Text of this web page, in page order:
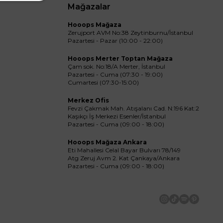
Mağazalar
Hooops Mağaza
Zerujport AVM No:38 Zeytinburnu/İstanbul
Pazartesi - Pazar (10:00 - 22:00)
Hooops Merter Toptan Mağaza
Çam sok. No:18/A Merter, İstanbul
Pazartesi - Cuma (07:30 - 19:00)
Cumartesi (07:30-15:00)
Merkez Ofis
Fevzi Çakmak Mah. Atışalanı Cad. N:196 Kat:2
Kaşıkçı İş Merkezi Esenler/İstanbul
Pazartesi - Cuma (09:00 - 18:00)
Hooops Mağaza Ankara
Eti Mahallesi Celal Bayar Bulvarı 78/149
Atg Zeruj Avm 2. Kat Çankaya/Ankara
Pazartesi - Cuma (09:00 - 18:00)